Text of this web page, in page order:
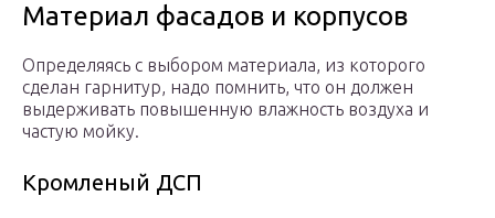
Материал фасадов и корпусов
Определяясь с выбором материала, из которого
сделан гарнитур, надо помнить, что он должен
выдерживать повышенную влажность воздуха и
частую мойку.
Кромленый ДСП